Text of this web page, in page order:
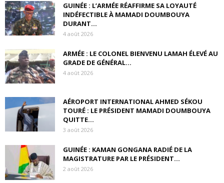
GUINÉE : L’ARMÉE RÉAFFIRME SA LOYAUTÉ
INDÉFECTIBLE À MAMADI DOUMBOUYA
DURANT...
4 août 2026
ARMÉE : LE COLONEL BIENVENU LAMAH ÉLEVÉ AU
GRADE DE GÉNÉRAL...
4 août 2026
AÉROPORT INTERNATIONAL AHMED SÉKOU
TOURÉ : LE PRÉSIDENT MAMADI DOUMBOUYA
QUITTE...
3 août 2026
GUINÉE : KAMAN GONGANA RADIÉ DE LA
MAGISTRATURE PAR LE PRÉSIDENT...
2 août 2026